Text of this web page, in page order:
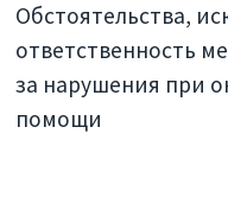
Обстоятельства,
ответственность
за нарушения при
помощи